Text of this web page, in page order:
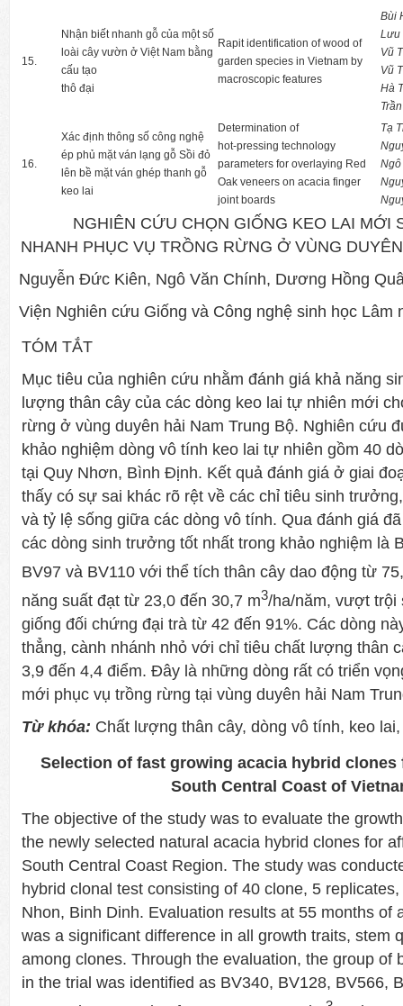
15.
Nhận biết nhanh gỗ của một số
loài cây vườn ở Việt Nam bằng
cấu tạo
thô đại
Rapit identification of wood of
garden species in Vietnam by
macroscopic features
Bùi
Lưu
Vũ
Vũ
Hà
16.
Xác định thông số công nghệ
ép phủ mặt ván lạng gỗ Sồi đỏ
lên bề mặt ván ghép thanh gỗ
keo lai
Determination of
hot-pressing technology
parameters for overlaying Red
Oak veneers on acacia finger
joint boards
Tạ
Ngô
NGHIÊN CỨU CHỌN GIỐNG KEO LAI MỚI
NHANH PHỤC VỤ TRỒNG RỪNG Ở VÙNG
Nguyễn Đức Kiên, Ngô Văn Chính, Dương Hồng
Viện Nghiên cứu Giống và Công nghệ sinh học Lâm
TÓM TẮT
Mục tiêu của nghiên cứu nhằm đánh giá khả năng
lượng thân cây của các dòng keo lai tự nhiên mới
rừng ở vùng duyên hải Nam Trung Bộ. Nghiên cứu
khảo nghiệm dòng vô tính keo lai tự nhiên gồm 40
tại Quy Nhơn, Bình Định. Kết quả đánh giá ở giai
thấy có sự sai khác rõ rệt về các chỉ tiêu sinh
và tỷ lệ sống giữa các dòng vô tính. Qua đánh giá
các dòng sinh trưởng tốt nhất trong khảo nghiệm là
BV97 và BV110 với thể tích thân cây dao động từ
năng suất đạt từ 23,0 đến 30,7 m3/ha/năm, vượt trội
giống đối chứng đại trà từ 42 đến 91%. Các dòng
thẳng, cành nhánh nhỏ với chỉ tiêu chất lượng thân
3,9 đến 4,4 điểm. Đây là những dòng rất có triển
mới phục vụ trồng rừng tại vùng duyên hải Nam
Từ khóa: Chất lượng thân cây, dòng vô tính, keo
Selection of fast growing acacia hybrid
South Central Coast of
The objective of the study was to evaluate the
the newly selected natural acacia hybrid clones for
South Central Coast Region. The study was
hybrid clonal test consisting of 40 clone, 5
Nhon, Binh Dinh. Evaluation results at 55 months of
was a significant difference in all growth traits, stem
among clones. Through the evaluation, the group of
in the trial was identified as BV340, BV128, BV566,